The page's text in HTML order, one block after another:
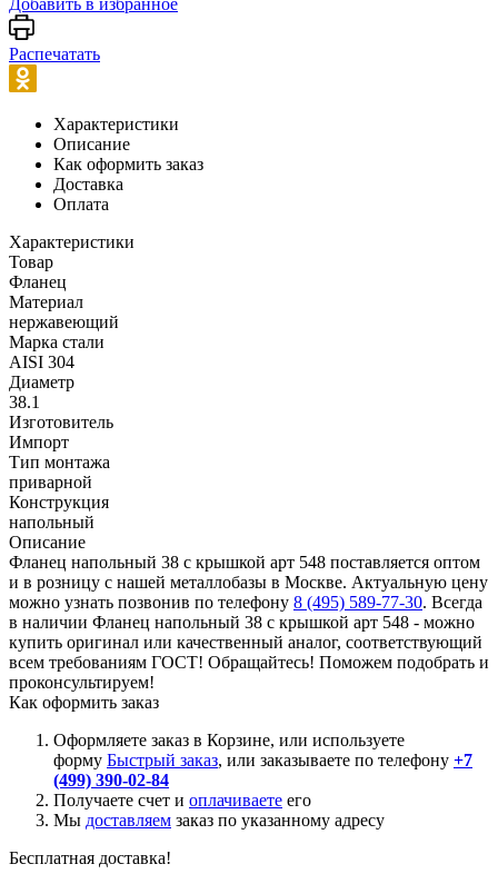
Распечатать
Характеристики
Описание
Как оформить заказ
Доставка
Оплата
Характеристики
Товар
Фланец
Материал
нержавеющий
Марка стали
AISI 304
Диаметр
38.1
Изготовитель
Импорт
Тип монтажа
приварной
Конструкция
напольный
Описание
Фланец напольный 38 с крышкой арт 548 поставляется оптом
и в розницу с нашей металлобазы в Москве. Актуальную цену
можно узнать позвонив по телефону 8 (495) 589-77-30. Всегда
в наличии Фланец напольный 38 с крышкой арт 548 - можно
купить оригинал или качественный аналог, соответствующий
всем требованиям ГОСТ! Обращайтесь! Поможем подобрать и
проконсультируем!
Как оформить заказ
Оформляете заказ в Корзине, или используете
форму Быстрый заказ, или заказываете по телефону +7
(499) 390-02-84
Получаете счет и оплачиваете его
Мы доставляем заказ по указанному адресу
Бесплатная доставка!